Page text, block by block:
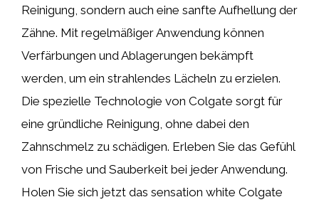
Reinigung, sondern auch eine sanfte Aufhellung der
Zähne. Mit regelmäßiger Anwendung können
Verfärbungen und Ablagerungen bekämpft
werden, um ein strahlendes Lächeln zu erzielen.
Die spezielle Technologie von Colgate sorgt für
eine gründliche Reinigung, ohne dabei den
Zahnschmelz zu schädigen. Erleben Sie das Gefühl
von Frische und Sauberkeit bei jeder Anwendung.
Holen Sie sich jetzt das sensation white Colgate